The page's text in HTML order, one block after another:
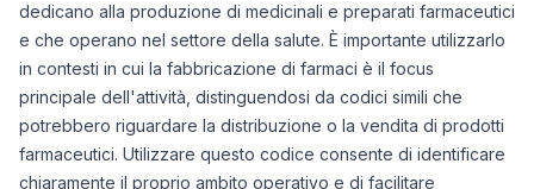
dedicano alla produzione di medicinali e preparati farmaceutici
e che operano nel settore della salute. È importante utilizzarlo
in contesti in cui la fabbricazione di farmaci è il focus
principale dell'attività, distinguendosi da codici simili che
potrebbero riguardare la distribuzione o la vendita di prodotti
farmaceutici. Utilizzare questo codice consente di identificare
chiaramente il proprio ambito operativo e di facilitare